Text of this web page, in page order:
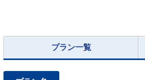
プラン一覧